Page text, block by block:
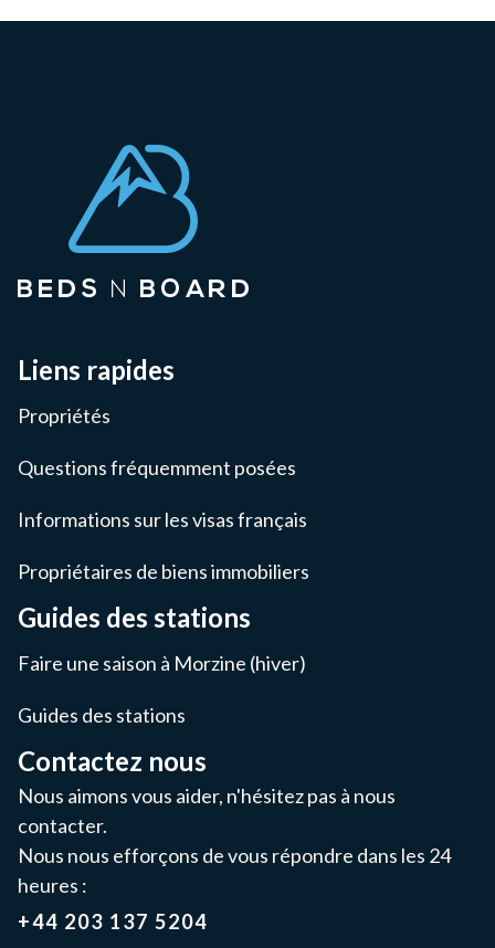
Liens rapides
Propriétés
Questions fréquemment posées
Informations sur les visas français
Propriétaires de biens immobiliers
Guides des stations
Faire une saison à Morzine (hiver)
Guides des stations
Contactez nous
Nous aimons vous aider, n'hésitez pas à nous
contacter.
Nous nous efforçons de vous répondre dans les 24
heures :
+44 203 137 5204